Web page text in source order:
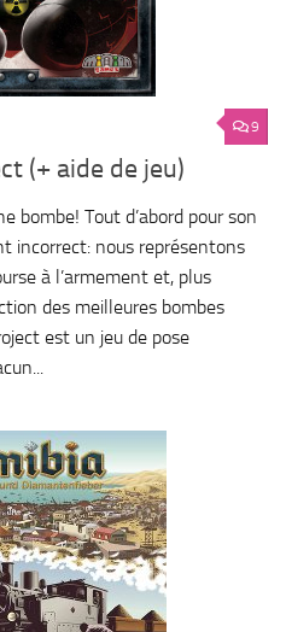
9
(+ aide de jeu)
bombe! Tout d’abord pour son
incorrect: nous représentons
à l’armement et, plus
des meilleures bombes
est un jeu de pose